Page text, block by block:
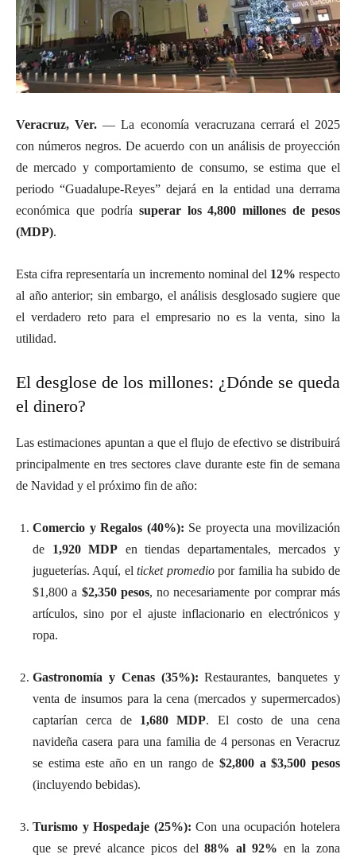
Veracruz, Ver. — La economía veracruzana cerrará el 2025
con números negros. De acuerdo con un análisis de proyección
de mercado y comportamiento de consumo, se estima que el
periodo “Guadalupe-Reyes” dejará en la entidad una derrama
económica que podría superar los 4,800 millones de pesos
(MDP).
Esta cifra representaría un incremento nominal del 12% respecto
al año anterior; sin embargo, el análisis desglosado sugiere que
el verdadero reto para el empresario no es la venta, sino la
utilidad.
El desglose de los millones: ¿Dónde se queda
el dinero?
Las estimaciones apuntan a que el flujo de efectivo se distribuirá
principalmente en tres sectores clave durante este fin de semana
de Navidad y el próximo fin de año:
Comercio y Regalos (40%): Se proyecta una movilización
de 1,920 MDP en tiendas departamentales, mercados y
jugueterías. Aquí, elticket promediopor familia ha subido de
$1,800 a $2,350 pesos, no necesariamente por comprar más
artículos, sino por el ajuste inflacionario en electrónicos y
ropa.
Gastronomía y Cenas (35%): Restaurantes, banquetes y
venta de insumos para la cena (mercados y supermercados)
captarían cerca de 1,680 MDP. El costo de una cena
navideña casera para una familia de 4 personas en Veracruz
se estima este año en un rango de$2,800 a $3,500 pesos
(incluyendo bebidas).
Turismo y Hospedaje (25%): Con una ocupación hotelera
que se prevé alcance picos del88% al 92% en la zona